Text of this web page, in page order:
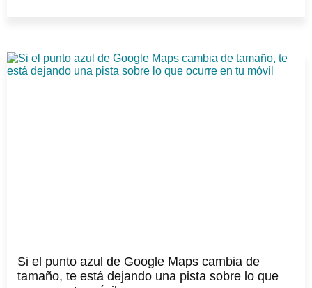
Si el punto azul de Google Maps cambia de
tamaño, te está dejando una pista sobre lo que